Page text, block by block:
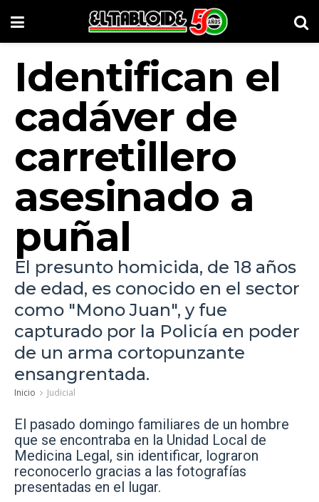
Identifican el
cadáver de
carretillero
asesinado a
puñal
El presunto homicida, de 18 años
de edad, es conocido en el sector
como "Mono Juan", y fue
capturado por la Policía en poder
de un arma cortopunzante
ensangrentada.
Inicio Judicial
El pasado domingo familiares de un hombre
que se encontraba en la Unidad Local de
Medicina Legal, sin identificar, lograron
reconocerlo gracias a las fotografías
presentadas en el lugar.